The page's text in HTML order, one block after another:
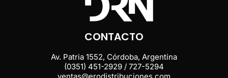
CONTACTO
Av. Patria 1552, Córdoba, Argentina
(0351) 451-2929 / 727-5294
ventas@erodistribuciones.com